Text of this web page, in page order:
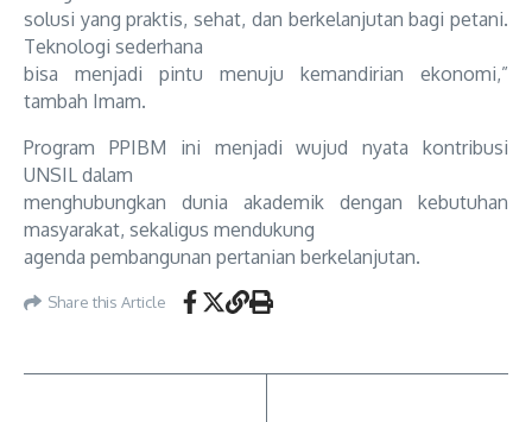
solusi yang praktis, sehat, dan berkelanjutan bagi petani.
Teknologi sederhana
bisa menjadi pintu menuju kemandirian ekonomi,”
tambah Imam.
Program PPIBM ini menjadi wujud nyata kontribusi
UNSIL dalam
menghubungkan dunia akademik dengan kebutuhan
masyarakat, sekaligus mendukung
agenda pembangunan pertanian berkelanjutan.
Share this Article